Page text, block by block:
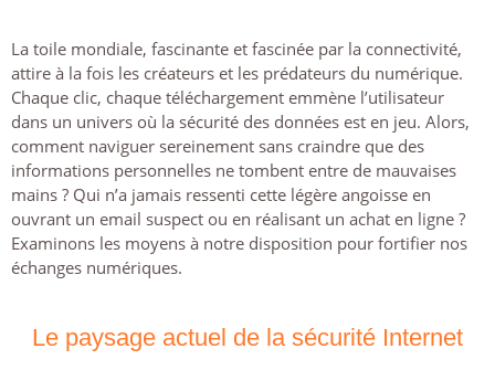
La toile mondiale, fascinante et fascinée par la connectivité,
attire à la fois les créateurs et les prédateurs du numérique.
Chaque clic, chaque téléchargement emmène l’utilisateur
dans un univers où la sécurité des données est en jeu. Alors,
comment naviguer sereinement sans craindre que des
informations personnelles ne tombent entre de mauvaises
mains ? Qui n’a jamais ressenti cette légère angoisse en
ouvrant un email suspect ou en réalisant un achat en ligne ?
Examinons les moyens à notre disposition pour fortifier nos
échanges numériques.
Le paysage actuel de la sécurité Internet